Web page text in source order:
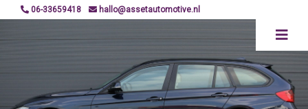
06-33659418 hallo@assetautomotive.nl